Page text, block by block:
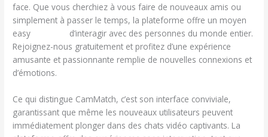
face. Que vous cherchiez à vous faire de nouveaux amis ou
simplement à passer le temps, la plateforme offre un moyen
easy
d’interagir avec des personnes du monde entier.
Rejoignez-nous gratuitement et profitez d’une expérience
amusante et passionnante remplie de nouvelles connexions et
d’émotions.
Ce qui distingue CamMatch, c’est son interface conviviale,
garantissant que même les nouveaux utilisateurs peuvent
immédiatement plonger dans des chats vidéo captivants. La